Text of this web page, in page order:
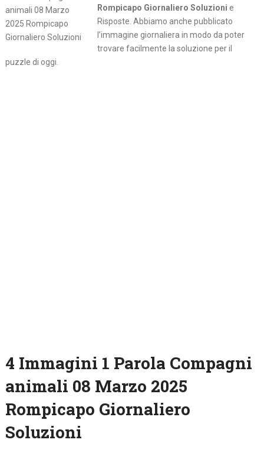
Rompicapo Giornaliero Soluzioni e
Risposte. Abbiamo anche pubblicato
l’immagine giornaliera in modo da poter
trovare facilmente la soluzione per il
puzzle di oggi.
4 Immagini 1 Parola Compagni
animali 08 Marzo 2025
Rompicapo Giornaliero
Soluzioni